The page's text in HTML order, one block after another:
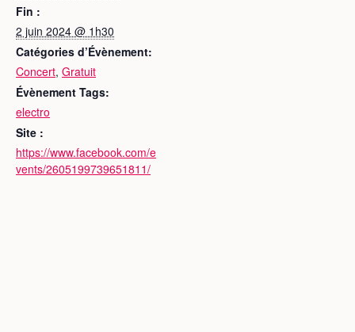
Fin :
2 juin 2024 @ 1h30
Catégories d’Évènement:
Concert, Gratuit
Évènement Tags:
electro
Site :
https://www.facebook.com/e
vents/2605199739651811/